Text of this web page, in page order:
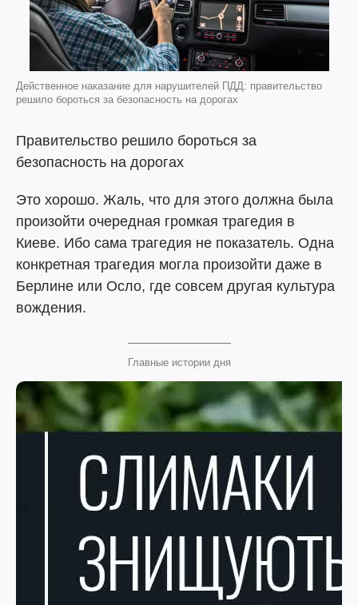
Действенное наказание для нарушителей ПДД: правительство
решило бороться за безопасность на дорогах
Правительство решило бороться за
безопасность на дорогах
Это хорошо. Жаль, что для этого должна была
произойти очередная громкая трагедия в
Киеве. Ибо сама трагедия не показатель. Одна
конкретная трагедия могла произойти даже в
Берлине или Осло, где совсем другая культура
вождения.
Главные истории дня